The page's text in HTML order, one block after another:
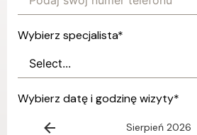
Wybierz specjalista*
Wybierz datę i godzinę wizyty*
Sierpień 2026